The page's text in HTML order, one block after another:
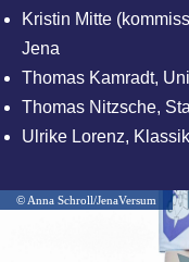
© Anna Schroll/JenaVersum
© Anna Schroll/JenaVersum
Kristin Mitte
Jena
Thomas Kamradt,
Thomas Nitzsche,
Ulrike Lorenz,